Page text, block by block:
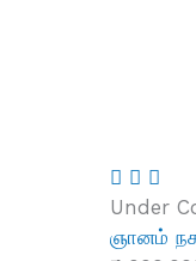
Under
ஞானம்